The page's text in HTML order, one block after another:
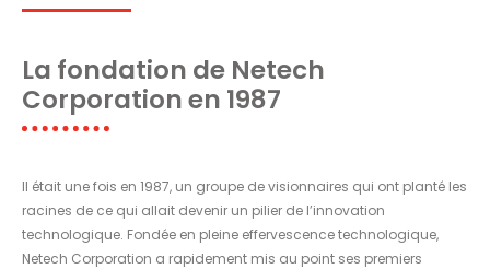
La fondation de Netech
Corporation en 1987
Il était une fois en 1987, un groupe de visionnaires qui ont planté les
racines de ce qui allait devenir un pilier de l’innovation
technologique. Fondée en pleine effervescence technologique,
Netech Corporation a rapidement mis au point ses premiers